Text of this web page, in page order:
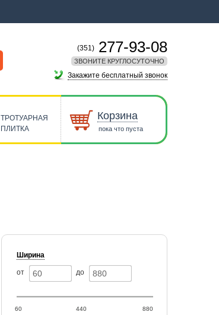
Ширина
от до
60 880
440
(351) 277-93-08
ЗВОНИТЕ КРУГЛОСУТОЧНО
Закажите бесплатный звонок
ТРОТУАРНАЯ
ПЛИТКА
Корзина
пока что пуста